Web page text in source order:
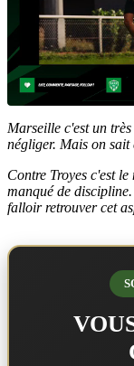
Marseille c'est un
négliger. Mais on sait
Contre Troyes c'est
manqué de
falloir retrouver cet